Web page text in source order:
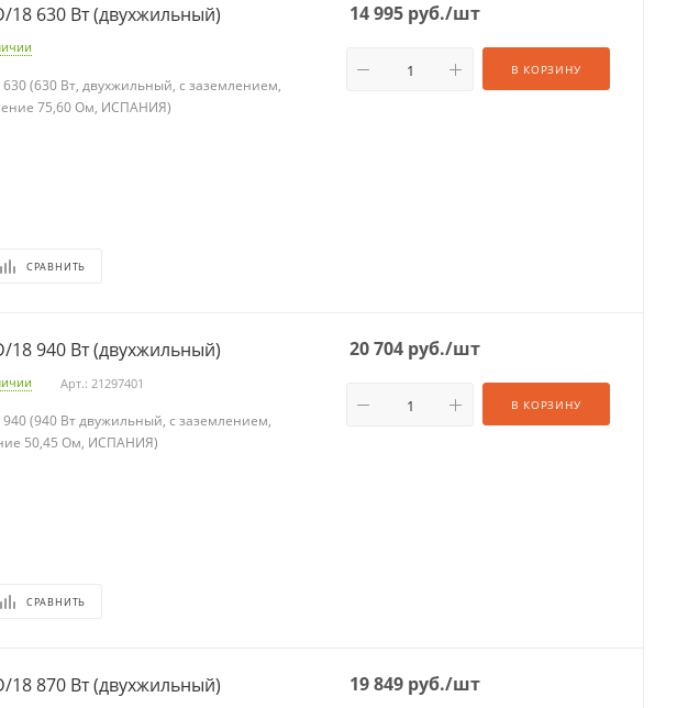
Кабель Ceilhit PSVD/18 630 Вт (двухжильный)
630 (630 Вт, двухжильный, с заземлением,
75,60 Ом, ИСПАНИЯ)
СРАВНИТЬ
14 995 руб./шт
В КОРЗИНУ
Кабель Ceilhit PSVD/18 940 Вт (двухжильный)
Арт.: 21297401
940 (940 Вт двужильный, с заземлением,
50,45 Ом, ИСПАНИЯ)
СРАВНИТЬ
20 704 руб./шт
В КОРЗИНУ
Кабель Ceilhit PSVD/18 870 Вт (двухжильный) 19 849 руб./шт